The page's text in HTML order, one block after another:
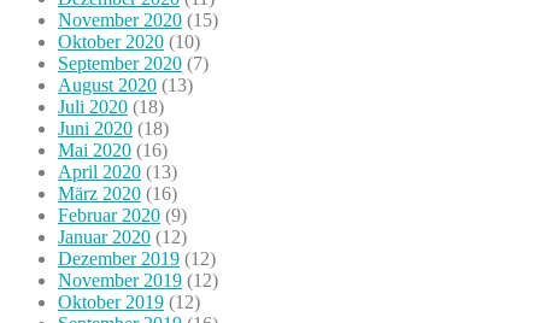
November 2020 (15)
Oktober 2020 (10)
September 2020 (7)
August 2020 (13)
Juli 2020 (18)
Juni 2020 (18)
Mai 2020 (16)
April 2020 (13)
März 2020 (16)
Februar 2020 (9)
Januar 2020 (12)
Dezember 2019 (12)
November 2019 (12)
Oktober 2019 (12)